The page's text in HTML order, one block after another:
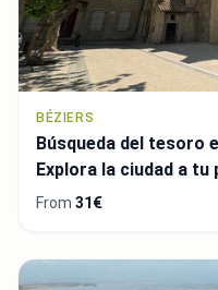
BÉZIERS
Búsqueda del tesoro
Explora la ciudad a
From 31€